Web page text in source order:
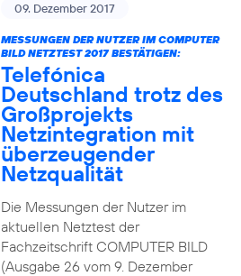
09. Dezember 2017
MESSUNGEN DER NUTZER IM COMPUTER
BILD NETZTEST 2017 BESTÄTIGEN:
Telefónica
Deutschland trotz des
Großprojekts
Netzintegration mit
überzeugender
Netzqualität
Die Messungen der Nutzer im
aktuellen Netztest der
Fachzeitschrift COMPUTER BILD
(Ausgabe 26 vom 9. Dezember